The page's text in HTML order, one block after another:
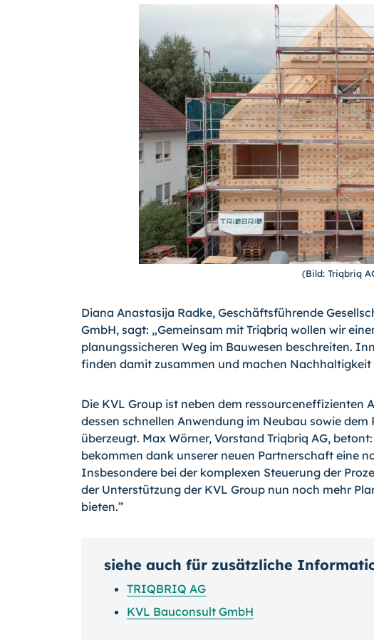
(Bild: Triqbriq
Diana Anastasija Radke, Geschäftsführende
GmbH, sagt: „Gemeinsam mit Triqbriq wollen wir
planungssicheren Weg im Bauwesen beschreiten.
finden damit zusammen und machen
Die KVL Group ist neben dem ressourceneffizienten
dessen schnellen Anwendung im Neubau sowie
überzeugt. Max Wörner, Vorstand Triqbriq AG,
bekommen dank unserer neuen Partnerschaft eine
Insbesondere bei der komplexen Steuerung der
der Unterstützung der KVL Group nun noch mehr
bieten.”
siehe auch für zusätzliche
TRIQBRIQ AG
KVL Bauconsult GmbH